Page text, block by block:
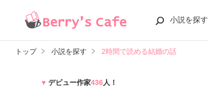
小説を探す
トップ 小説を探す 2時間で読める結婚の話
デビュー作家436人！